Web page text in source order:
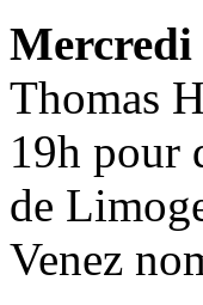
Mercredi
Thomas
19h pour
de
Venez